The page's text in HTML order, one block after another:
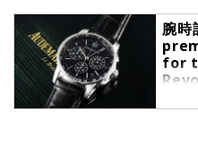
腕
for
腕時